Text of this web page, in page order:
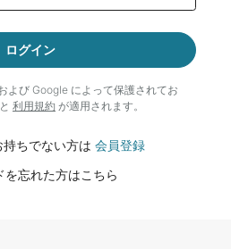
ログイン
よび Google によって保護されてお
と 利用規約 が適用されます。
ちでない方は 会員登録
を忘れた方はこちら